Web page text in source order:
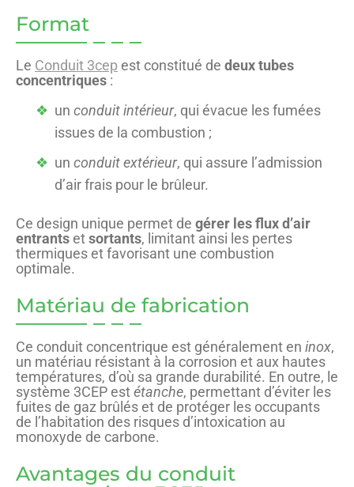
Format
Le Conduit 3cep est constitué de deux tubes
concentriques :
un conduit intérieur, qui évacue les fumées
issues de la combustion ;
un conduit extérieur, qui assure l’admission
d’air frais pour le brûleur.
Ce design unique permet de gérer les flux d’air
entrantsetsortants, limitant ainsi les pertes
thermiques et favorisant une combustion
optimale.
Matériau de fabrication
Ce conduit concentrique est généralement en inox,
un matériau résistant à la corrosion et aux hautes
températures, d’où sa grande durabilité. En outre, le
système 3CEP estétanche, permettant d’éviter les
fuites de gaz brûlés et de protéger les occupants
de l’habitation des risques d’intoxication au
monoxyde de carbone.
Avantages du conduit